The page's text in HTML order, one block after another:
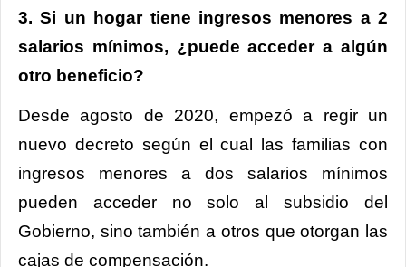
3. Si un hogar tiene ingresos menores a 2
salarios mínimos, ¿puede acceder a algún
otro beneficio?
Desde agosto de 2020, empezó a regir un
nuevo decreto según el cual las familias con
ingresos menores a dos salarios mínimos
pueden acceder no solo al subsidio del
Gobierno, sino también a otros que otorgan las
cajas de compensación.